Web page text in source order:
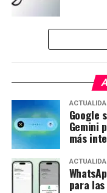
Google
Gemini
más
para